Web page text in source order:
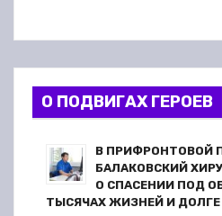
О ПОДВИГАХ ГЕРОЕВ
В ПРИФРОНТОВОЙ
БАЛАКОВСКИЙ
О СПАСЕНИИ ПОД
ТЫСЯЧАХ ЖИЗНЕЙ И ДОЛГЕ